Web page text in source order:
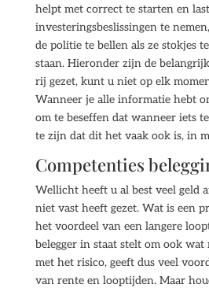
helpt met correct te starten en
investeringsbeslissingen te
de politie te bellen als ze stokjes
staan. Hieronder zijn de
rij gezet, kunt u niet op elk
Wanneer je alle informatie hebt
om te beseffen dat wanneer iets
te zijn dat dit het vaak ook is, in
Competenties
Wellicht heeft u al best veel geld
niet vast heeft gezet. Wat is een
het voordeel van een langere
belegger in staat stelt om ook wat
met het risico, geeft dus veel
van rente en looptijden. Maar